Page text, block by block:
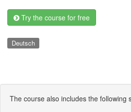
Try the course for free
Deutsch
The course also includes the following